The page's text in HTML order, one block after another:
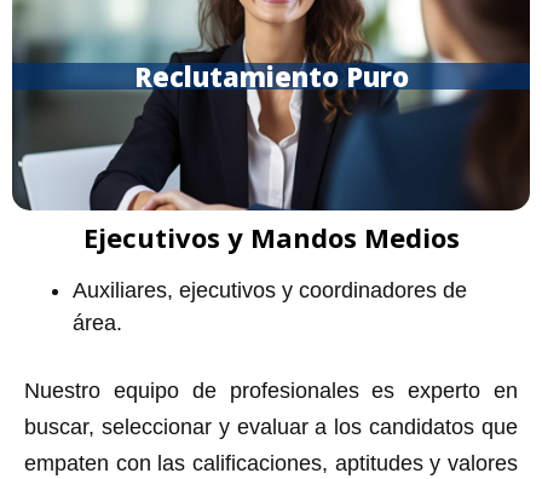
Ejecutivos y Mandos Medios
Auxiliares, ejecutivos y coordinadores de
área.
Nuestro equipo de profesionales es experto en
buscar, seleccionar y evaluar a los candidatos que
empaten con las calificaciones, aptitudes y valores
Reclutamiento Puro